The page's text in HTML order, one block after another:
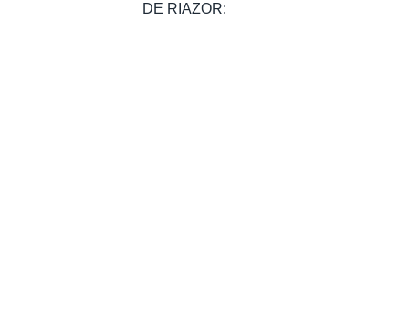
DE RIAZOR: